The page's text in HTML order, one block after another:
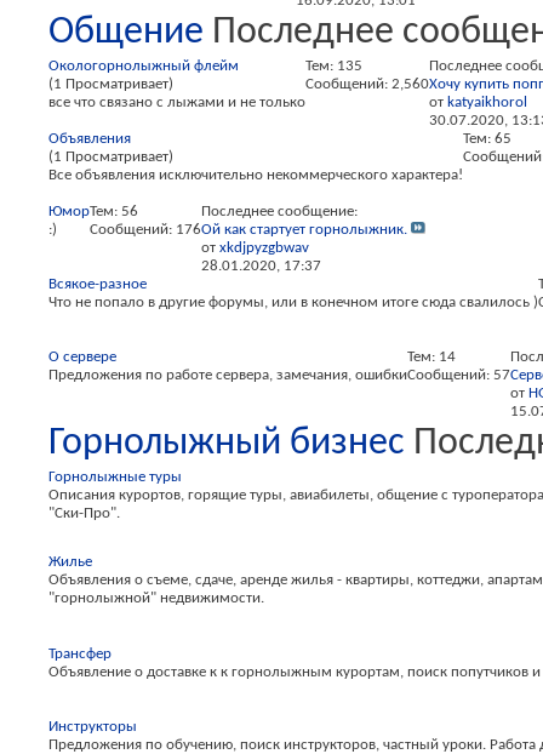
Общение Последнее
Окологорнолыжный флейм
(1 Просматривает)
все что связано с лыжами и не только
Тем: 135
Сообщений: 2,560
Последнее
Хочу купить
от katyaikhorol
30.07.2020,
Объявления
(1 Просматривает)
Все объявления исключительно некоммерческого характера!
Тем: 65
Юмор
:)
Тем: 56
Сообщений: 176
Последнее сообщение:
Ой как стартует горнолыжник.
от xkdjpyzgbwav
28.01.2020, 17:37
Всякое-разное
Что не попало в другие форумы, или в конечном итоге сюда свалилось )
О сервере
Предложения по работе сервера, замечания, ошибки
Тем: 14
Сообщений: 57
от
Горнолыжный бизнес
Горнолыжные туры
Описания курортов, горящие туры, авиабилеты, общение с
"Ски-Про".
Жилье
Объявления о съеме, сдаче, аренде жилья - квартиры, коттеджи,
"горнолыжной" недвижимости.
Трансфер
Объявление о доставке к к горнолыжным курортам, поиск попутчиков
Инструкторы
Предложения по обучению, поиск инструкторов, частный уроки. Работа